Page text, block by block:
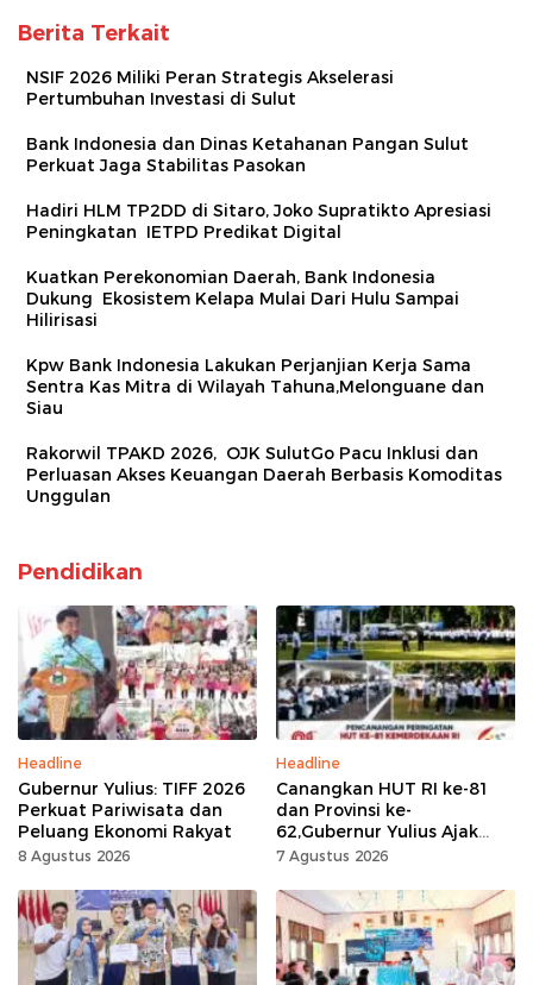
Berita Terkait
NSIF 2026 Miliki Peran Strategis Akselerasi
Pertumbuhan Investasi di Sulut
Bank Indonesia dan Dinas Ketahanan Pangan Sulut
Perkuat Jaga Stabilitas Pasokan
Hadiri HLM TP2DD di Sitaro, Joko Supratikto Apresiasi
Peningkatan IETPD Predikat Digital
Kuatkan Perekonomian Daerah, Bank Indonesia
Dukung Ekosistem Kelapa Mulai Dari Hulu Sampai
Hilirisasi
Kpw Bank Indonesia Lakukan Perjanjian Kerja Sama
Sentra Kas Mitra di Wilayah Tahuna,Melonguane dan
Siau
Rakorwil TPAKD 2026, OJK SulutGo Pacu Inklusi dan
Perluasan Akses Keuangan Daerah Berbasis Komoditas
Unggulan
Pendidikan
Headline
Gubernur Yulius: TIFF 2026
Perkuat Pariwisata dan
Peluang Ekonomi Rakyat
8 Agustus 2026
Headline
Canangkan HUT RI ke-81
dan Provinsi ke-
62,Gubernur Yulius Ajak
Seluruh Masyarakat
Kemerdekaan Momentum
Kerja Keras
7 Agustus 2026